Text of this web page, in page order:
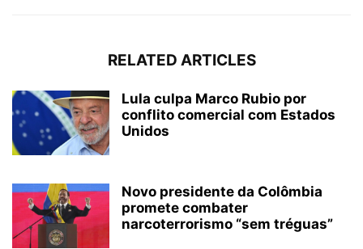
RELATED ARTICLES
Lula culpa Marco Rubio por
conflito comercial com Estados
Unidos
Novo presidente da Colômbia
promete combater
narcoterrorismo “sem tréguas”